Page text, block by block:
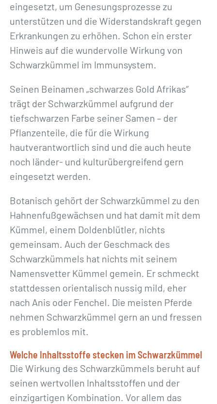
eingesetzt, um Genesungsprozesse zu
unterstützen und die Widerstandskraft gegen
Erkrankungen zu erhöhen. Schon ein erster
Hinweis auf die wundervolle Wirkung von
Schwarzkümmel im Immunsystem.
Seinen Beinamen „schwarzes Gold Afrikas“
trägt der Schwarzkümmel aufgrund der
tiefschwarzen Farbe seiner Samen – der
Pflanzenteile, die für die Wirkung
hautverantwortlich sind und die auch heute
noch länder- und kulturübergreifend gern
eingesetzt werden.
Botanisch gehört der Schwarzkümmel zu den
Hahnenfußgewächsen und hat damit mit dem
Kümmel, einem Doldenblütler, nichts
gemeinsam. Auch der Geschmack des
Schwarzkümmels hat nichts mit seinem
Namensvetter Kümmel gemein. Er schmeckt
stattdessen orientalisch nussig mild, eher
nach Anis oder Fenchel. Die meisten Pferde
nehmen Schwarzkümmel gern an und fressen
es problemlos mit.
Welche Inhaltsstoffe stecken im Schwarzkümmel
Die Wirkung des Schwarzkümmels beruht auf
seinen wertvollen Inhaltsstoffen und der
einzigartigen Kombination. Vor allem das